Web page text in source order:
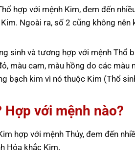
hợp với mệnh Kim, đem đến
Ngoài ra, số 2 cũng không
sinh và tương hợp với mệnh Thổ
màu cam, màu hồng do các màu
bạch kim vì nó thuộc Kim (Thổ
với mệnh nào?
hợp với mệnh Thủy, đem đến
Hỏa khắc Kim.